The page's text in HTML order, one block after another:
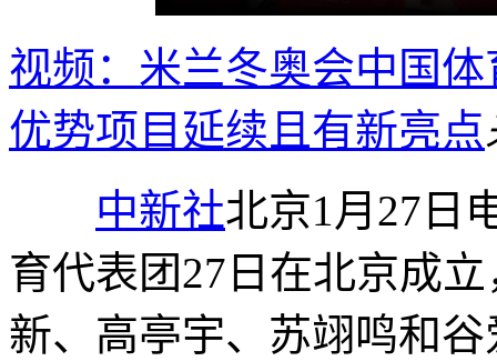
视频：米兰冬奥会中国
优势项目延续且有新亮点
中新社北京1月27日
育代表团27日在北京成
新、高亭宇、苏翊鸣和